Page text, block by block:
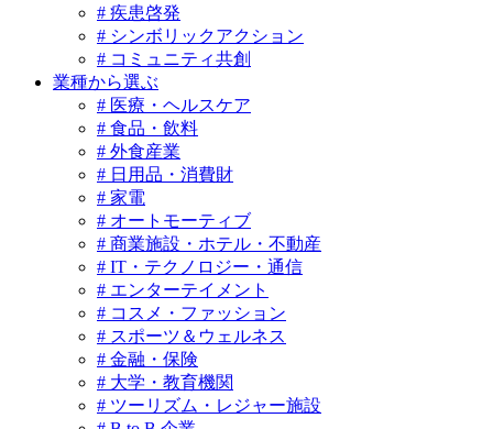
# 疾患啓発
# シンボリックアクション
# コミュニティ共創
業種から選ぶ
# 医療・ヘルスケア
# 食品・飲料
# 外食産業
# 日用品・消費財
# 家電
# オートモーティブ
# 商業施設・ホテル・不動産
# IT・テクノロジー・通信
# エンターテイメント
# コスメ・ファッション
# スポーツ＆ウェルネス
# 金融・保険
# 大学・教育機関
# ツーリズム・レジャー施設